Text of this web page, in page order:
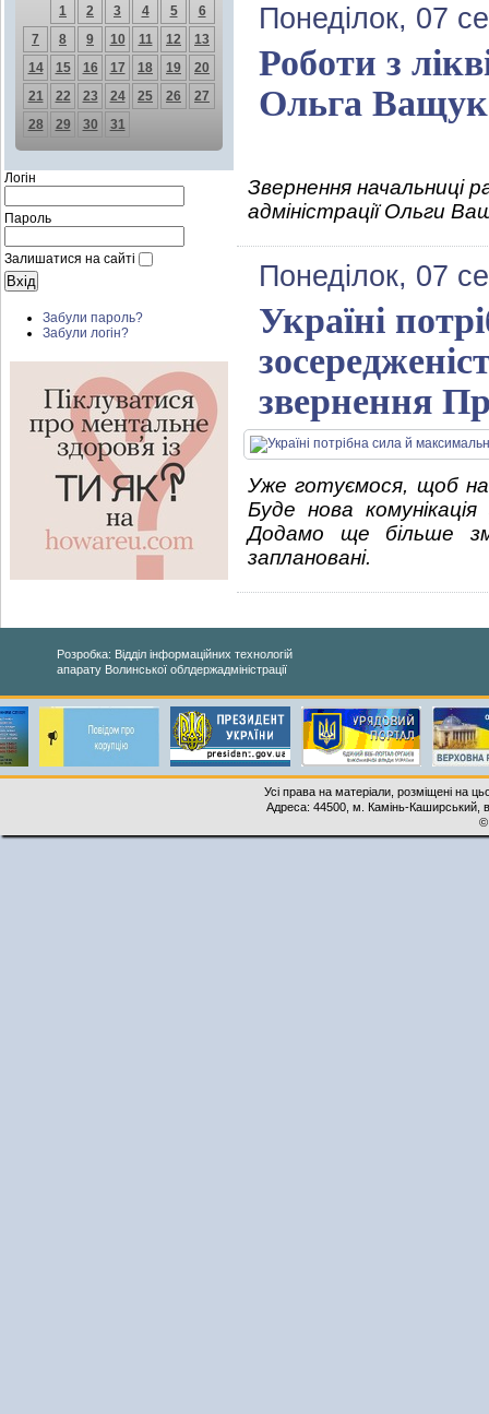
1
2 3 4 5
6
7
8 9 10 11 12
13
14
15 16 17 18 19
20
21
22 23 24 25 26
27
28
29 30 31
Логін
Пароль
Залишатися на сайті
Забули пароль?
Забули логін?
Понеділок, 07
Роботи з
Ольга Ващук
Звернення начальниці
адміністрації Ольги
Понеділок, 07
Україні
звернення
Уже готуємося, щоб
Буде нова
Додамо ще більше
заплановані.
Розробка: Відділ інформаційних технологій
апарату Волинської облдержадміністрації
Усі права на матеріали, розміщені на
Адреса: 44500, м. Камінь-Каширський,
©